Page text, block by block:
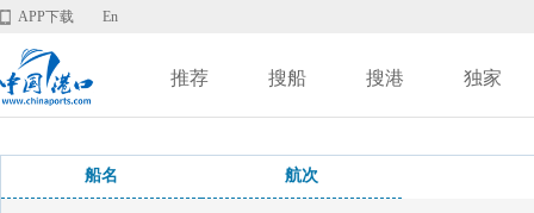
APP下载 En
推荐 搜船 搜港 独家
船名 航次